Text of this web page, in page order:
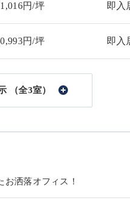
円/坪 即入
円/坪 即入
（全3室）
洒落オフィス！